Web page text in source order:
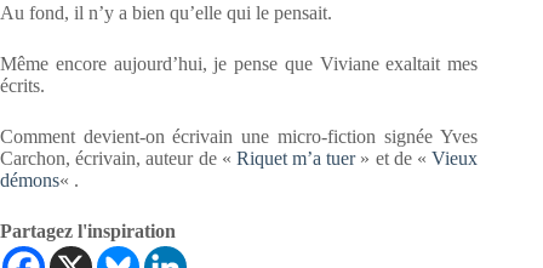
Au fond, il n’y a bien qu’elle qui le pensait.
Même encore aujourd’hui, je pense que Viviane exaltait mes
écrits.
Comment devient-on écrivain une micro-fiction signée Yves
Carchon, écrivain, auteur de « Riquet m’a tuer» et de «Vieux
démons« .
Partagez l'inspiration